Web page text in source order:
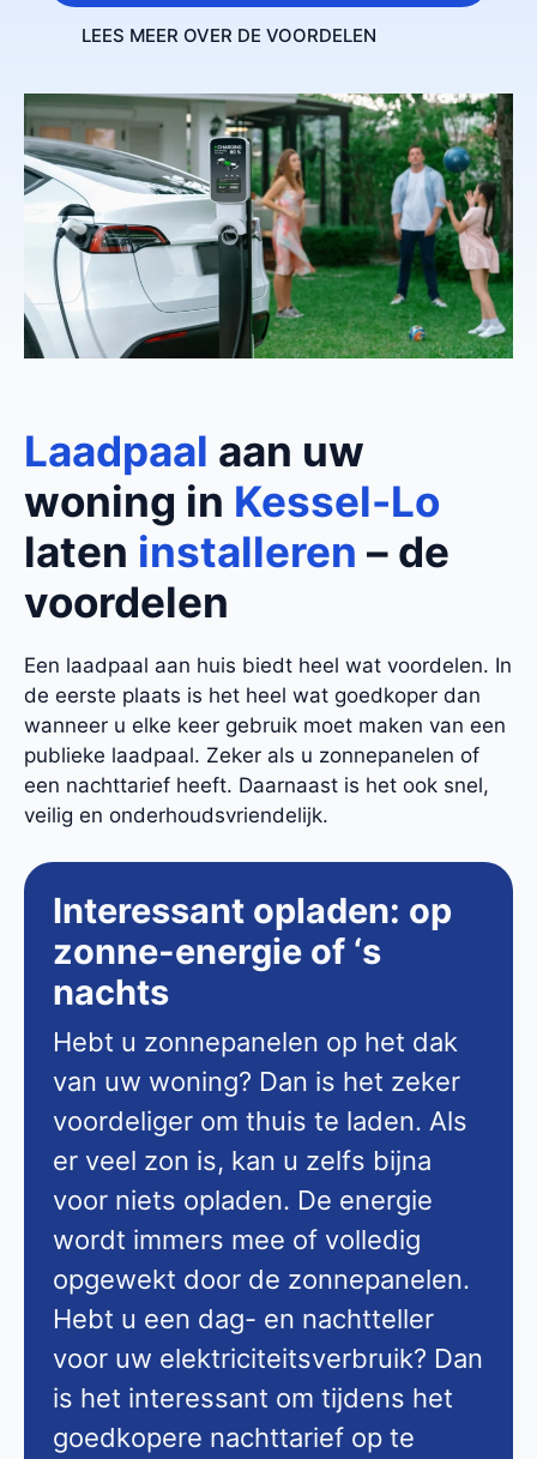
LEES MEER OVER DE VOORDELEN
Laadpaal aan uw
woning in Kessel-Lo
laten installeren – de
voordelen
Een laadpaal aan huis biedt heel wat voordelen. In
de eerste plaats is het heel wat goedkoper dan
wanneer u elke keer gebruik moet maken van een
publieke laadpaal. Zeker als u zonnepanelen of
een nachttarief heeft. Daarnaast is het ook snel,
veilig en onderhoudsvriendelijk.
Interessant opladen: op
zonne-energie of ‘s
nachts
Hebt u zonnepanelen op het dak
van uw woning? Dan is het zeker
voordeliger om thuis te laden. Als
er veel zon is, kan u zelfs bijna
voor niets opladen. De energie
wordt immers mee of volledig
opgewekt door de zonnepanelen.
Hebt u een dag- en nachtteller
voor uw elektriciteitsverbruik? Dan
is het interessant om tijdens het
goedkopere nachttarief op te